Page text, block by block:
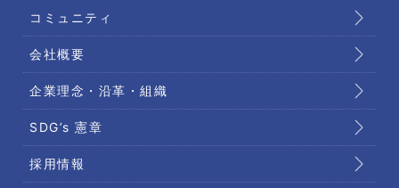
コミュニティ
会社概要
企業理念・沿革・組織
SDG’s 憲章
採用情報